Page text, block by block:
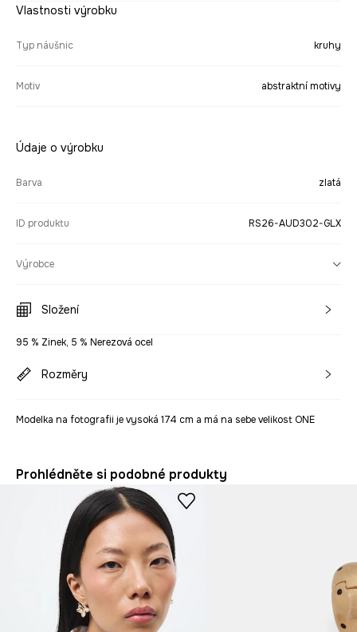
Vlastnosti výrobku
Typ náušnic kruhy
Motiv abstraktní motivy
Údaje o výrobku
Barva zlatá
ID produktu RS26-AUD302-GLX
Výrobce
Složení
95 % Zinek, 5 % Nerezová ocel
Rozměry
Modelka na fotografii je vysoká 174 cm a má na sebe velikost ONE
Prohlédněte si podobné produkty